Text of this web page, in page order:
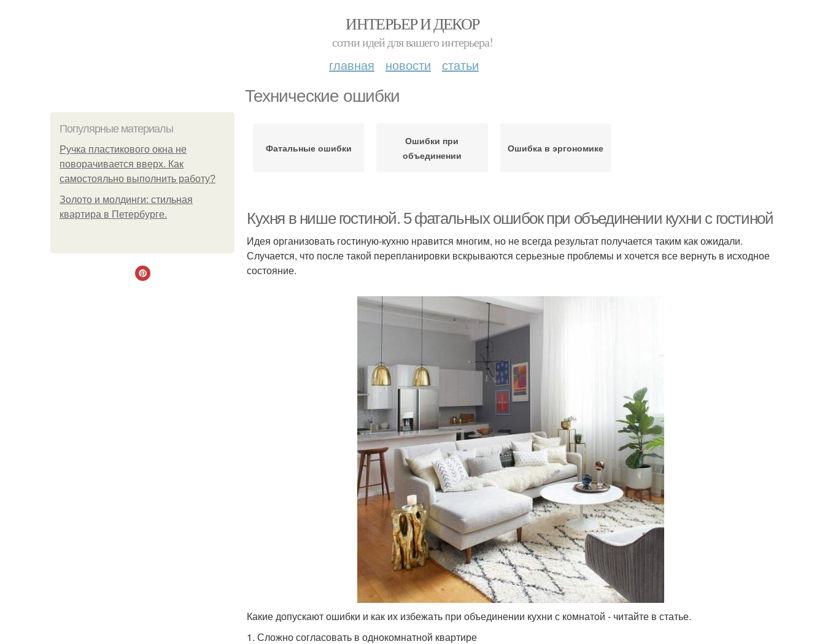
ИНТЕРЬЕР И ДЕКОР
сотни идей для вашего интерьера!
главная новости статьи
Технические ошибки
Популярные материалы
Ручка пластикового окна не
поворачивается вверх. Как
самостояльно выполнить работу?
Золото и молдинги: стильная
квартира в Петербурге.
Фатальные ошибки
Ошибки при
объединении
Ошибка в эргономике
Кухня в нише гостиной. 5 фатальных ошибок при объединении кухни с гостиной
Идея организовать гостиную-кухню нравится многим, но не всегда результат получается таким как ожидали.
Случается, что после такой перепланировки вскрываются серьезные проблемы и хочется все вернуть в исходное
состояние.
Какие допускают ошибки и как их избежать при объединении кухни с комнатой - читайте в статье.
1. Сложно согласовать в однокомнатной квартире